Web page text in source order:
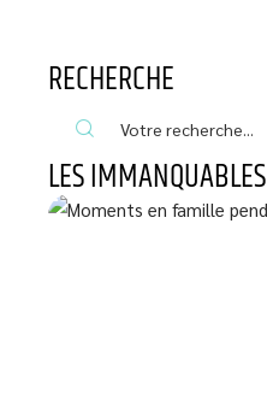
RECHERCHE
LES IMMANQUABLES